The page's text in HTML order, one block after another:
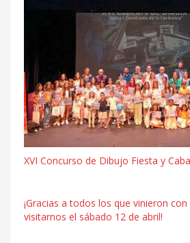
XVI Concurso de Dibujo Fiesta y
¡Gracias a todos los que vinieron
visitarnos el sábado 12 de abril!